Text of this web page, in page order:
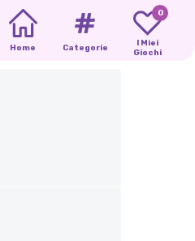
Home Categorie
0
I Miei
Giochi